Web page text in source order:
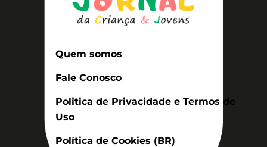
Quem somos
Fale Conosco
Politica de Privacidade e Termos de
Uso
Política de Cookies (BR)